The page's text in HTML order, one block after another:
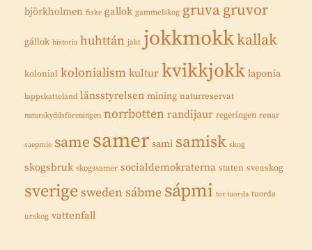
björkholmen fiske gallok gammelskog gruvagruvor
gállok historia huhttán jakt jokkmokkkallak
kolonial kolonialism kultur kvikkjokk laponia
lappskatteland länsstyrelsen mining naturreservat
naturskyddsföreningen norrbotten randijaur regeringen renar
saepmie same samer sami samisk skog
skogsbruk skogssamer socialdemokraterna staten sveaskog
sverige sweden sábme sápmi tor tuorda tuorda
urskog vattenfall